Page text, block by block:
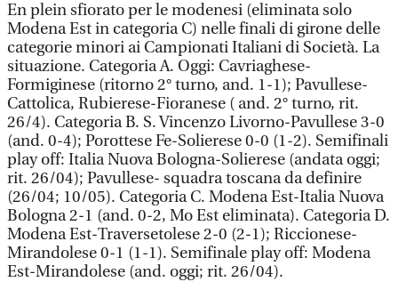
En plein sfiorato per le modenesi (eliminata solo
Modena Est in categoria C) nelle finali di girone delle
categorie minori ai Campionati Italiani di Società. La
situazione. Categoria A. Oggi: Cavriaghese-
Formiginese (ritorno 2° turno, and. 1-1); Pavullese-
Cattolica, Rubierese-Fioranese ( and. 2° turno, rit.
26/4). Categoria B. S. Vincenzo Livorno-Pavullese 3-0
(and. 0-4); Porottese Fe-Solierese 0-0 (1-2). Semifinali
play off: Italia Nuova Bologna-Solierese (andata oggi;
rit. 26/04); Pavullese- squadra toscana da definire
(26/04; 10/05). Categoria C. Modena Est-Italia Nuova
Bologna 2-1 (and. 0-2, Mo Est eliminata). Categoria D.
Modena Est-Traversetolese 2-0 (2-1); Riccionese-
Mirandolese 0-1 (1-1). Semifinale play off: Modena
Est-Mirandolese (and. oggi; rit. 26/04).